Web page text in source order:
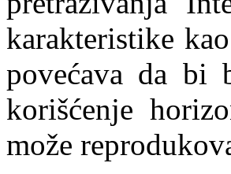
karakteristike
povećava da bi
korišćenje
može